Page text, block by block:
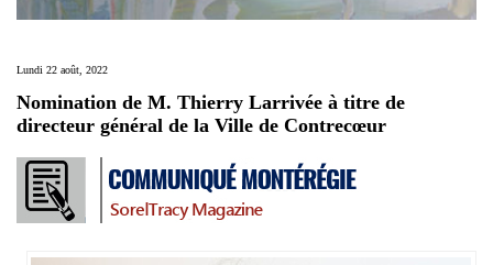
Lundi 22 août, 2022
Nomination de M. Thierry Larrivée à titre de
directeur général de la Ville de Contrecœur